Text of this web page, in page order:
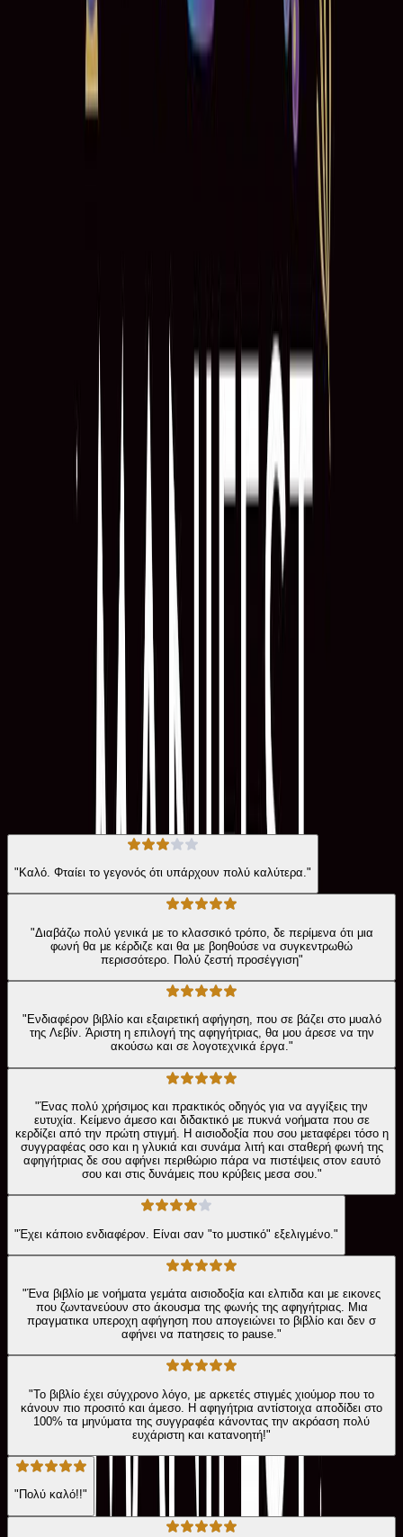
To manifest είναι μια λέξη που κερδίζει καθημερινά σε
δημοτικότητα και έχει σαρώσει σαν παλιρροϊκό κύμα το Twitter, το
Tik Tok και το Instagram. Με απλά λόγια, είναι η πράξη να φέρνεις
θετικές αλλαγές στη ζωή σου μέσω της αισιοδοξίας και της πίστης.
Σε πολλές περιόδους της ζωής μας, είτε αυτές βάλλονται από μια
πανδημία, είτε από προσωπικές δυσκολίες, συχνά νιώθουμε ότι
χάνουμε τον έλεγχο. Το manifest μας βοηθά ακριβώς σε αυτό: μας
προσφέρει μια πολύ συγκεκριμένη μέθοδο για να ανακτάμε την
αίσθηση του ελέγχου σε αβέβαιες εποχές. Για πολλά χρόνια η
δημοσιογράφος Τζορντάνα Λεβίν πίστευε ότι ήταν μέντιουμ.
Ανησυχούσε για πράγματα κι αυτά γίνονταν. Όμως, δεν
ανησυχούσε απλώς. Tα ένιωθε, δρούσε υποσυνείδητα γι’ αυτά και
πίστευε ολόψυχα ότι θα συμβούν – και τις περισσότερες φορές
συνέβαιναν. Πολύ σύντομα συνειδητοποίησε ότι δεν προέβλεπε το
μέλλον, το υλοποιούσε. Μέχρι που μια μέρα άλλαξε το παιχνίδι.
Αφού μπορούσε να πραγματοποιεί τις αρνητικές της σκέψεις (μια
ακυρωμένη πτήση, ένα ατύχημα, μια τραγική ιστορία αγάπης…),
γιατί να μην κατακτούσε και αυτά που πραγματικά ήθελε;
Προσωπική Ανάπτυξη
Η γνώμη των ακροατών
★ 4.1 /5 Βαθμολογία βιβλίου
Αξιολογήσεις
"Καλό. Φταίει το γεγονός ότι υπάρχουν πολύ καλύτερα."
"Διαβάζω πολύ γενικά με το κλασσικό τρόπο, δε περίμενα ότι μια
φωνή θα με κέρδιζε και θα με βοηθούσε να συγκεντρωθώ
περισσότερο. Πολύ ζεστή προσέγγιση"
"Ενδιαφέρον βιβλίο και εξαιρετική αφήγηση, που σε βάζει στο μυαλό
της Λεβίν. Άριστη η επιλογή της αφηγήτριας, θα μου άρεσε να την
ακούσω και σε λογοτεχνικά έργα."
"Ένας πολύ χρήσιμος και πρακτικός οδηγός για να αγγίξεις την
ευτυχία. Κείμενο άμεσο και διδακτικό με πυκνά νοήματα που σε
κερδίζει από την πρώτη στιγμή. Η αισιοδοξία που σου μεταφέρει τόσο η
συγγραφέας οσο και η γλυκιά και συνάμα λιτή και σταθερή φωνή της
αφηγήτριας δε σου αφήνει περιθώριο πάρα να πιστέψεις στον εαυτό
σου και στις δυνάμεις που κρύβεις μεσα σου."
"Έχει κάποιο ενδιαφέρον. Είναι σαν "το μυστικό" εξελιγμένο."
"Ένα βιβλίο με νοήματα γεμάτα αισιοδοξία και ελπιδα και με εικονες
που ζωντανεύουν στο άκουσμα της φωνής της αφηγήτριας. Μια
πραγματικα υπεροχη αφήγηση που απογειώνει το βιβλίο και δεν σ
αφήνει να πατησεις το pause."
"Το βιβλίο έχει σύγχρονο λόγο, με αρκετές στιγμές χιούμορ που το
κάνουν πιο προσιτό και άμεσο. Η αφηγήτρια αντίστοιχα αποδίδει στο
100% τα μηνύματα της συγγραφέα κάνοντας την ακρόαση πολύ
ευχάριστη και κατανοητή!"
"Πολύ καλό!!"